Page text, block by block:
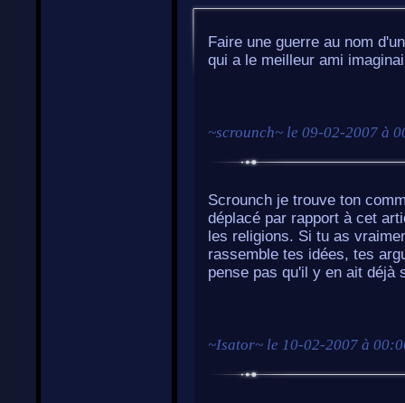
Faire une guerre au nom
qui a le meilleur ami
~scrounch~ le 09-02-2007 à
Scrounch je trouve ton
déplacé par rapport à cet
les religions. Si tu as
rassemble tes idées, tes
pense pas qu'il y en ait déjà
~Isator~ le 10-02-2007 à